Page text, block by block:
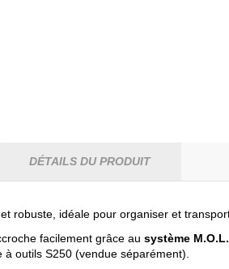
DÉTAILS DU PRODUIT
robuste, idéale pour organiser et
facilement grâce au système
outils S250 (vendue séparément).